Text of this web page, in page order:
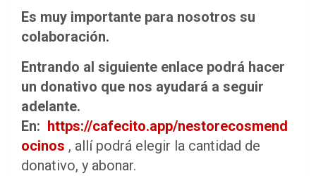
Es muy importante para nosotros su
colaboración.
Entrando al siguiente enlace podrá hacer
un donativo que nos ayudará a seguir
adelante.
En: https://cafecito.app/nestorecosmend
ocinos , allí podrá elegir la cantidad de
donativo, y abonar.